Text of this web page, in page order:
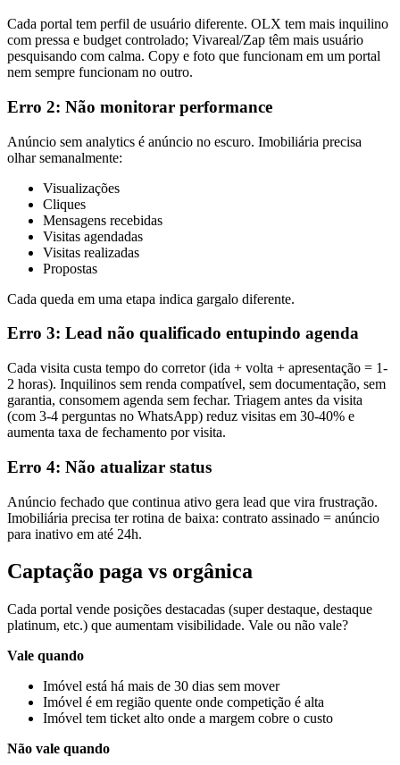
Cada portal tem perfil de usuário diferente. OLX tem mais inquilino
com pressa e budget controlado; Vivareal/Zap têm mais usuário
pesquisando com calma. Copy e foto que funcionam em um portal
nem sempre funcionam no outro.
Erro 2: Não monitorar performance
Anúncio sem analytics é anúncio no escuro. Imobiliária precisa
olhar semanalmente:
Visualizações
Cliques
Mensagens recebidas
Visitas agendadas
Visitas realizadas
Propostas
Cada queda em uma etapa indica gargalo diferente.
Erro 3: Lead não qualificado entupindo agenda
Cada visita custa tempo do corretor (ida + volta + apresentação = 1-
2 horas). Inquilinos sem renda compatível, sem documentação, sem
garantia, consomem agenda sem fechar. Triagem antes da visita
(com 3-4 perguntas no WhatsApp) reduz visitas em 30-40% e
aumenta taxa de fechamento por visita.
Erro 4: Não atualizar status
Anúncio fechado que continua ativo gera lead que vira frustração.
Imobiliária precisa ter rotina de baixa: contrato assinado = anúncio
para inativo em até 24h.
Captação paga vs orgânica
Cada portal vende posições destacadas (super destaque, destaque
platinum, etc.) que aumentam visibilidade. Vale ou não vale?
Vale quando
Imóvel está há mais de 30 dias sem mover
Imóvel é em região quente onde competição é alta
Imóvel tem ticket alto onde a margem cobre o custo
Não vale quando